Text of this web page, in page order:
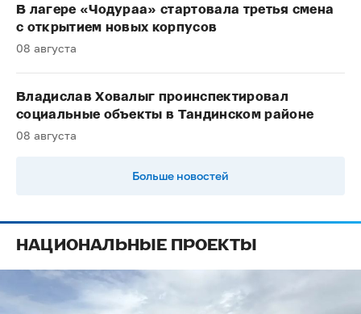
В лагере «Чодураа» стартовала третья смена
с открытием новых корпусов
08 августа
Владислав Ховалыг проинспектировал
социальные объекты в Тандинском районе
08 августа
Больше новостей
НАЦИОНАЛЬНЫЕ ПРОЕКТЫ